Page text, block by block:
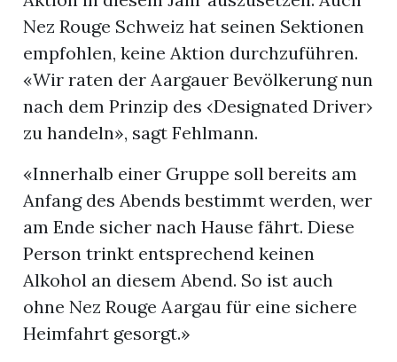
Nez Rouge Schweiz hat seinen Sektionen
empfohlen, keine Aktion durchzuführen.
«Wir raten der Aargauer Bevölkerung nun
nach dem Prinzip des ‹Designated Driver›
zu handeln», sagt Fehlmann.
«Innerhalb einer Gruppe soll bereits am
Anfang des Abends bestimmt werden, wer
am Ende sicher nach Hause fährt. Diese
Person trinkt entsprechend keinen
Alkohol an diesem Abend. So ist auch
ohne Nez Rouge Aargau für eine sichere
Heimfahrt gesorgt.»